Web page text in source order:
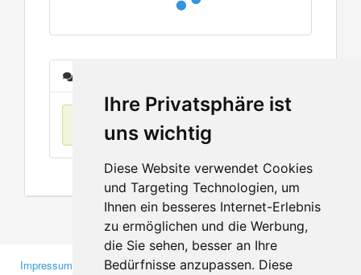
Ihre Privatsphäre ist
uns wichtig
Diese Website verwendet Cookies
und Targeting Technologien, um
Ihnen ein besseres Internet-Erlebnis
zu ermöglichen und die Werbung,
die Sie sehen, besser an Ihre
Bedürfnisse anzupassen. Diese
Keine Einträge
Impressum
Gewerbetreibende